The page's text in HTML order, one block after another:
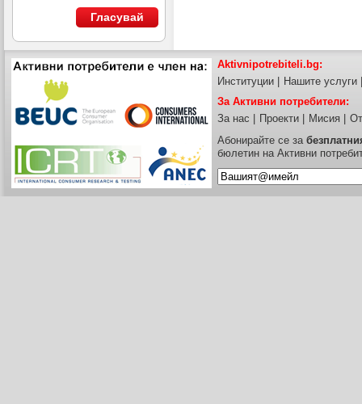
Гласувай
Aktivnipotrebiteli.bg:
Институции
Нашите услуги
За Активни потребители:
За нас
Проекти Мисия
Абонирайте се за
бюлетин на Активни